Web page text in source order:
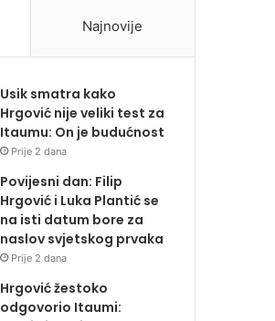
Najnovije
Usik smatra kako
Hrgović nije veliki test za
Itaumu: On je budućnost
Prije 2 dana
Povijesni dan: Filip
Hrgović i Luka Plantić se
na isti datum bore za
naslov svjetskog prvaka
Prije 2 dana
Hrgović žestoko
odgovorio Itaumi: